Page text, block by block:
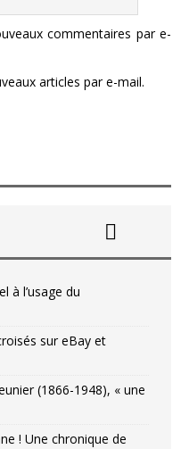
commentaires par e-
articles par e-mail.
à l’usage du
sur eBay et
(1866-1948), « une
! Une chronique de